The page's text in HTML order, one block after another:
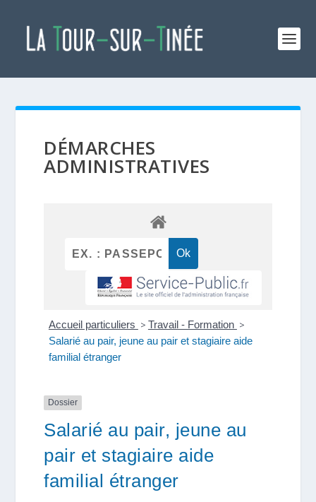
DÉMARCHES
ADMINISTRATIVES
Accueil particuliers > Travail - Formation >
Salarié au pair, jeune au pair et stagiaire aide
familial étranger
Dossier
Salarié au pair, jeune au
pair et stagiaire aide
familial étranger